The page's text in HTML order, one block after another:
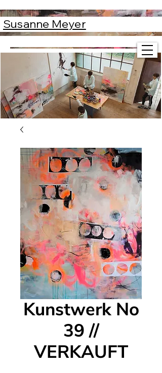
Susanne Meyer
Susanne Meyer
Kunstwerk No
39 //
VERKAUFT